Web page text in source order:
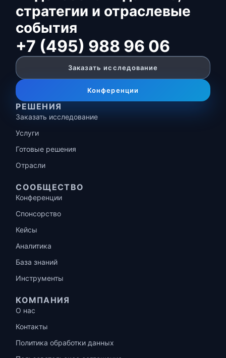
стратегии и отраслевые
события
+7 (495) 988 96 06
Заказать исследование
Конференции
РЕШЕНИЯ
Заказать исследование
Услуги
Готовые решения
Отрасли
СООБЩЕСТВО
Конференции
Спонсорство
Кейсы
Аналитика
База знаний
Инструменты
КОМПАНИЯ
О нас
Контакты
Политика обработки данных